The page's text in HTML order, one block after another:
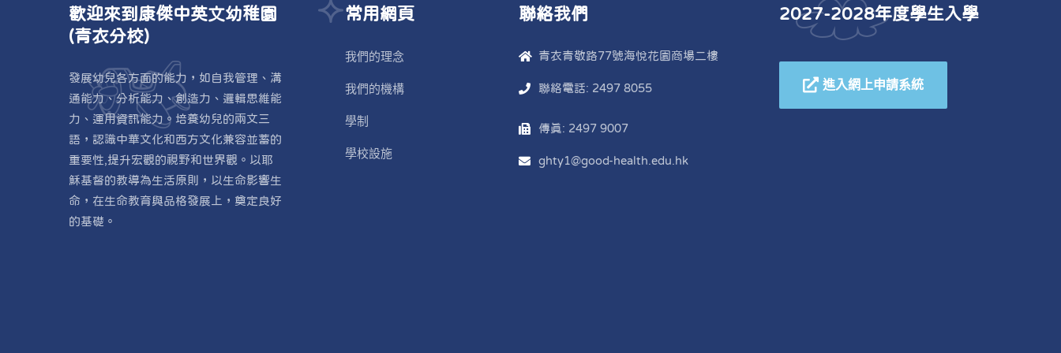
歡迎來到康傑中英文幼稚園
(青衣分校)
發展幼兒各方面的能力，如自我管理、溝
通能力、分析能力、創造力、邏輯思維能
力、運用資訊能力。培養幼兒的兩文三
語，認識中華文化和西方文化兼容並蓄的
重要性,提升宏觀的視野和世界觀。以耶
穌基督的教導為生活原則，以生命影響生
命，在生命教育與品格發展上，奠定良好
的基礎。
常用網頁
我們的理念
我們的機構
學制
學校設施
聯絡我們
青衣青敬路77號海悅花園商場二樓
聯絡電話: 2497 8055
傳真: 2497 9007
ghty1@good-health.edu.hk
2027-2028年度學生入學
進入網上申請系統